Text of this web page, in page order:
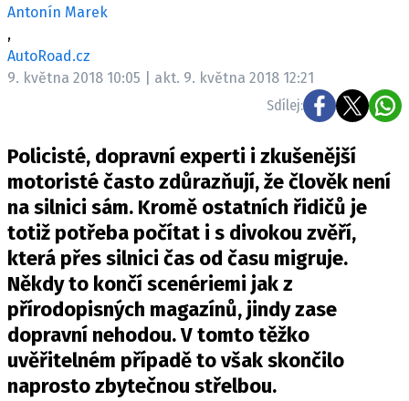
RALLY
TISKOVKY
ROZHOVORY
DAKAR
Z DOMOVA
ZE SVĚTA
MOTORSPORT
PIT LANE
ČEŠI V AKCI
FIA CEZ & POHÁRY
Antonín Marek
,
AutoRoad.cz
9. května 2018 10:05 | akt. 9. května 2018 12:21
Sdílej:
Policisté, dopravní experti i zkušenější
motoristé často zdůrazňují, že člověk není
na silnici sám. Kromě ostatních řidičů je
totiž potřeba počítat i s divokou zvěří,
která přes silnici čas od času migruje.
Někdy to končí scenériemi jak z
přírodopisných magazínů, jindy zase
dopravní nehodou. V tomto těžko
uvěřitelném případě to však skončilo
naprosto zbytečnou střelbou.